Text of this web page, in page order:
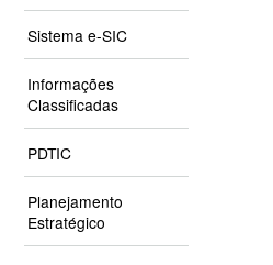
Sistema e-SIC
Informações
Classificadas
PDTIC
Planejamento
Estratégico